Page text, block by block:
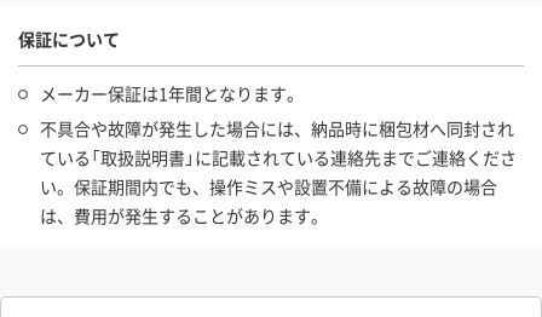
保証について
メーカー保証は1年間となります。
不具合や故障が発生した場合には、納品時に梱包材へ同封され
ている「取扱説明書」に記載されている連絡先までご連絡くださ
い。保証期間内でも、操作ミスや設置不備による故障の場合
は、費用が発生することがあります。